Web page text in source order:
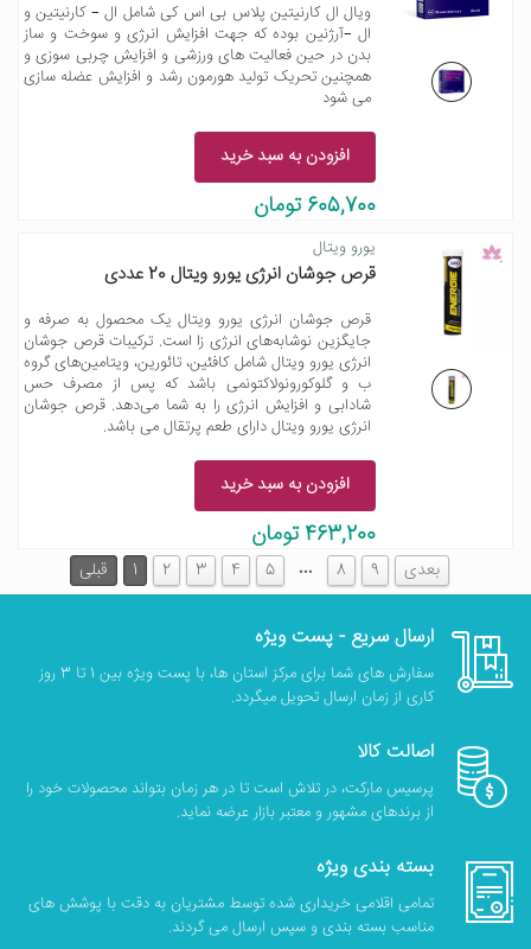
ویال ال کارنیتین پلاس بی اس کی شامل ال – کارنیتین و
ال –آرژنین بوده که جهت افزایش انرژی و سوخت و ساز
بدن در حین فعالیت های ورزشی و افزایش چربی سوزی و
همچنین تحریک تولید هورمون رشد و افزایش عضله سازی
می شود
افزودن به سبد خرید
605,700 تومان
یورو ویتال
قرص جوشان انرژی یورو ویتال 20 عددی
قرص جوشان انرژی یورو ویتال یک محصول به صرفه و
جایگزین نوشابه‌های انرژی زا است. ترکیبات قرص جوشان
انرژی یورو ویتال شامل کافئین، تائورین، ویتامین‌های گروه
ب و گلوکورونولاکتونمی باشد که پس از مصرف حس
شادابی و افزایش انرژی را به شما می‌دهد. قرص جوشان
انرژی یورو ویتال دارای طعم پرتقال می باشد.
افزودن به سبد خرید
463,200 تومان
قبلی 1 2 3 4 5 … 8 9 بعدی
ارسال سریع - پست ویژه
سفارش های شما برای مرکز استان ها، با پست ویژه بین 1 تا 3 روز
کاری از زمان ارسال تحویل میگردد.
اصالت کالا
پرسیس مارکت، در تلاش است تا در هر زمان بتواند محصولات خود را
از برندهای مشهور و معتبر بازار عرضه نماید.
بسته بندی ویژه
تمامی اقلامی خریداری شده توسط مشتریان به دقت با پوشش های
مناسب بسته بندی و سپس ارسال می گردند.